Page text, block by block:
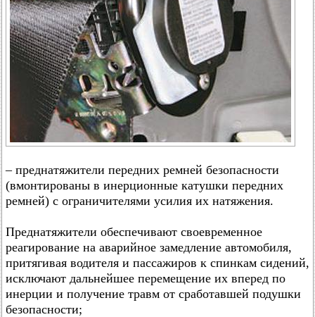
– преднатяжители передних ремней безопасности
(вмонтированы в инерционные катушки передних
ремней) с ограничителями усилия их натяжения.
Преднатяжители обеспечивают своевременное
реагирование на аварийное замедление автомобиля,
притягивая водителя и пассажиров к спинкам сидений,
исключают дальнейшее перемещение их вперед по
инерции и получение травм от сработавшей подушки
безопасности;